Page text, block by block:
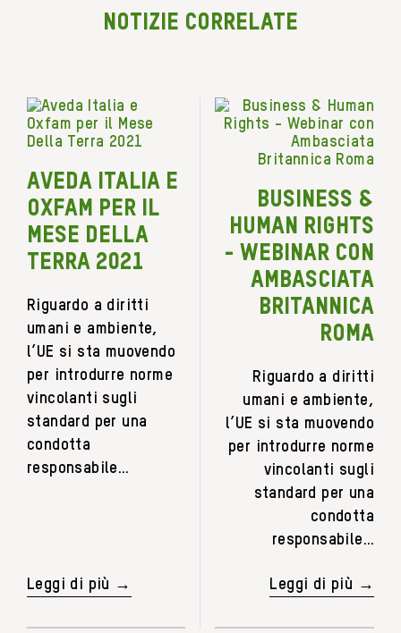
NOTIZIE CORRELATE
AVEDA ITALIA E
OXFAM PER IL
MESE DELLA
TERRA 2021
Riguardo a diritti
umani e ambiente,
l’UE si sta muovendo
per introdurre norme
vincolanti sugli
standard per una
condotta
responsabile…
Leggi di più →
BUSINESS &
HUMAN RIGHTS
- WEBINAR CON
AMBASCIATA
BRITANNICA
ROMA
Riguardo a diritti
umani e ambiente,
l’UE si sta muovendo
per introdurre norme
vincolanti sugli
standard per una
condotta
responsabile…
Leggi di più →